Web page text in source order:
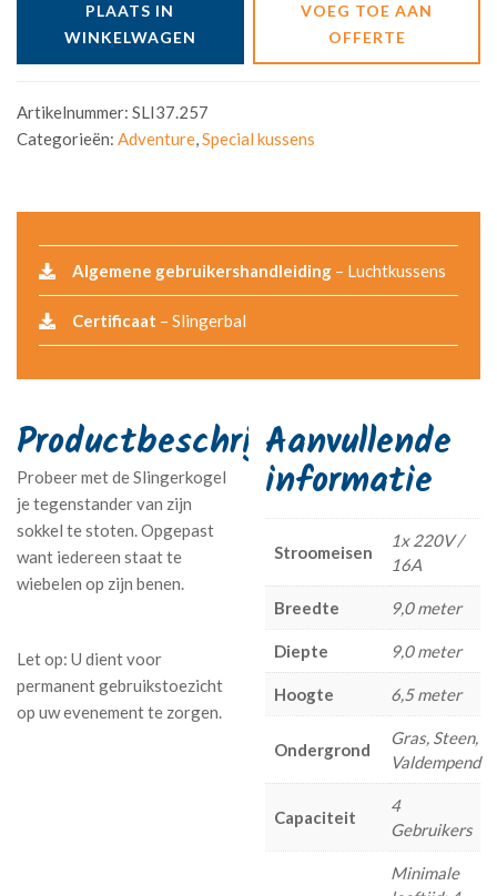
PLAATS IN
WINKELWAGEN
VOEG TOE AAN
OFFERTE
Artikelnummer: SLI37.257
Categorieën: Adventure,Special kussens
Algemene gebruikershandleiding – Luchtkussens
Certificaat – Slingerbal
Probeer met de Slingerkogel
je tegenstander van zijn
sokkel te stoten. Opgepast
want iedereen staat te
wiebelen op zijn benen.
Aanvullende
informatie
Stroomeisen
1x 220V /
16A
Breedte 9,0 meter
Diepte 9,0 meter
Hoogte 6,5 meter
Ondergrond
Gras, Steen,
Valdempend
Capaciteit
4
Gebruikers
Minimale